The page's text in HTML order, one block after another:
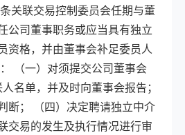
关联交易控制委员会任期与董
公司董事职务或应当具有独立
资格，并由董事会补足委员人
（一）对须提交公司董事会
名单，并及时向董事会报告；
断； （四）决定聘请独立中介
交易的发生及执行情况进行审